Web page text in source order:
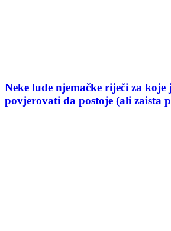
Neke lude njemačke riječi za koje
povjerovati da postoje (ali zaista